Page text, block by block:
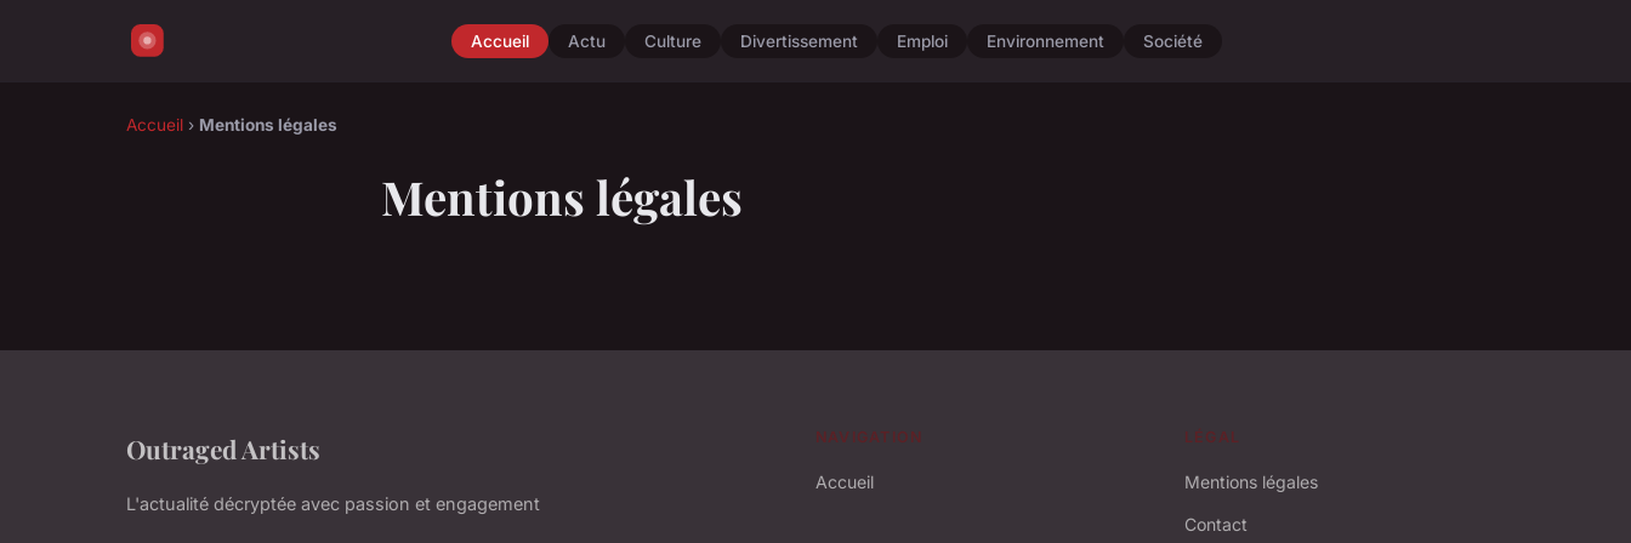
Accueil Actu Culture Divertissement Emploi Environnement Société
Accueil › Mentions légales
Mentions légales
Outraged Artists
L'actualité décryptée avec passion et engagement
NAVIGATION
Accueil
LÉGAL
Mentions légales
Contact